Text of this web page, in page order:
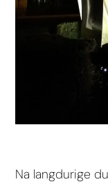
Na langdurige